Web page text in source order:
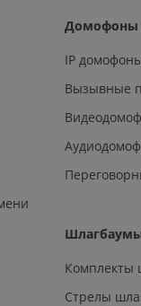
Домофоны
IP
Вызывные
Комплекты
Стрелы